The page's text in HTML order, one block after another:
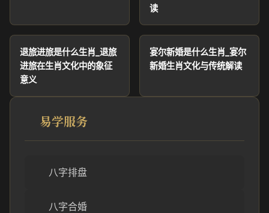
读
退旅进旅是什么生肖_退旅
进旅在生肖文化中的象征
意义
宴尔新婚是什么生肖_宴尔
新婚生肖文化与传统解读
易学服务
八字排盘
八字合婚